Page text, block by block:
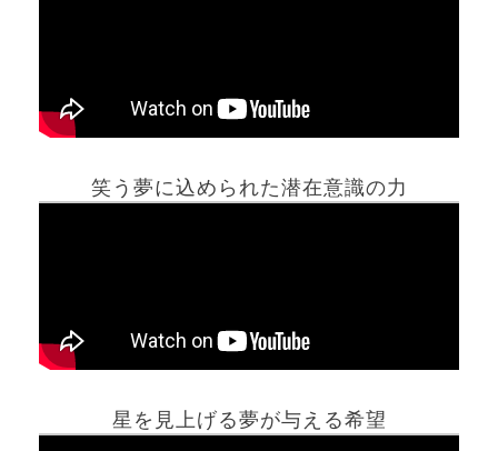
笑う夢に込められた潜在意識の力
星を見上げる夢が与える希望
ホーム